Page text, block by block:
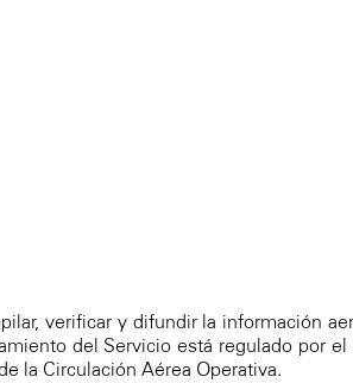
verificar y difundir la información
del Servicio está regulado por
la Circulación Aérea Operativa.